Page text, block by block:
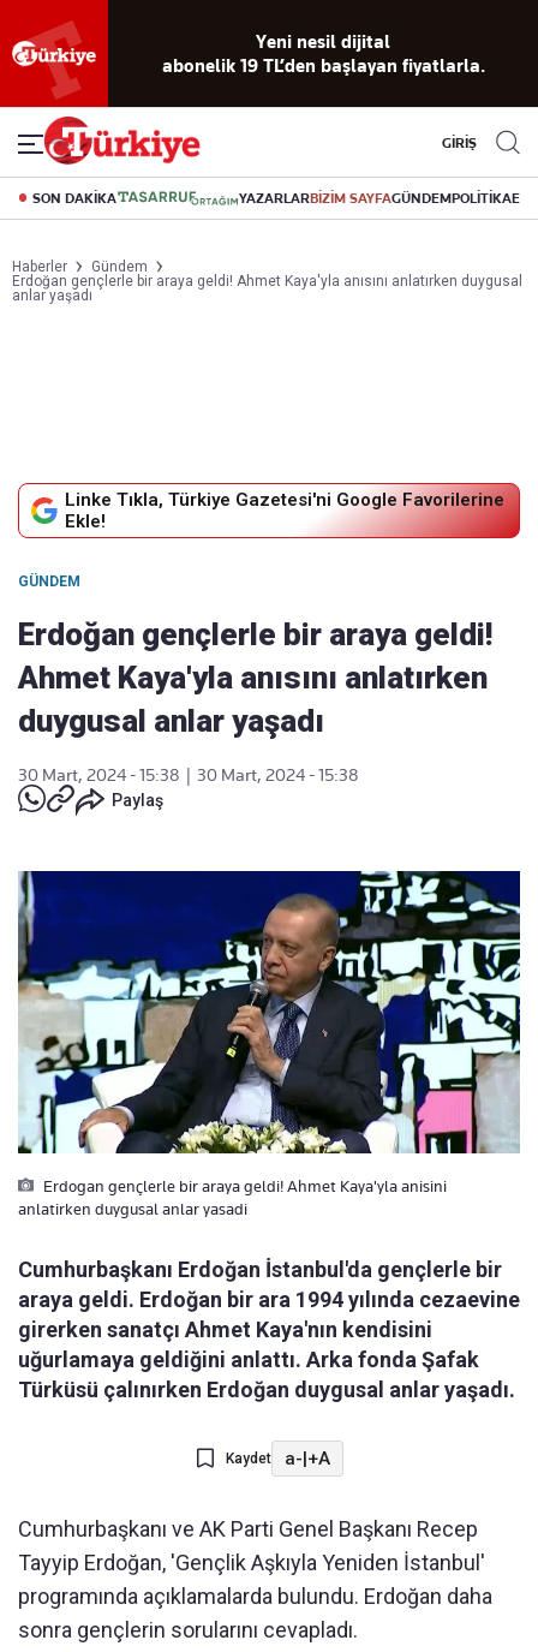
Yeni nesil dijital
abonelik 19 TL’den başlayan fiyatlarla.
GİRİŞ
SON DAKİKA YAZARLARBİZİM SAYFAGÜNDEMPOLİTİKA
Haberler
Gündem
Erdoğan gençlerle bir araya geldi! Ahmet Kaya'yla anısını anlatırken duygusal
anlar yaşadı
Linke Tıkla, Türkiye Gazetesi'ni Google Favorilerine
Ekle!
GÜNDEM
Erdoğan gençlerle bir araya geldi!
Ahmet Kaya'yla anısını anlatırken
duygusal anlar yaşadı
30 Mart, 2024 - 15:38
30 Mart, 2024 - 15:38
Paylaş
Erdogan gençlerle bir araya geldi! Ahmet Kaya'yla anisini
anlatirken duygusal anlar yasadi
Cumhurbaşkanı Erdoğan İstanbul'da gençlerle bir
araya geldi. Erdoğan bir ara 1994 yılında cezaevine
girerken sanatçı Ahmet Kaya'nın kendisini
uğurlamaya geldiğini anlattı. Arka fonda Şafak
Türküsü çalınırken Erdoğan duygusal anlar yaşadı.
Kaydet a-|+A
Cumhurbaşkanı ve AK Parti Genel Başkanı Recep
Tayyip Erdoğan, 'Gençlik Aşkıyla Yeniden İstanbul'
programında açıklamalarda bulundu. Erdoğan daha
sonra gençlerin sorularını cevapladı.